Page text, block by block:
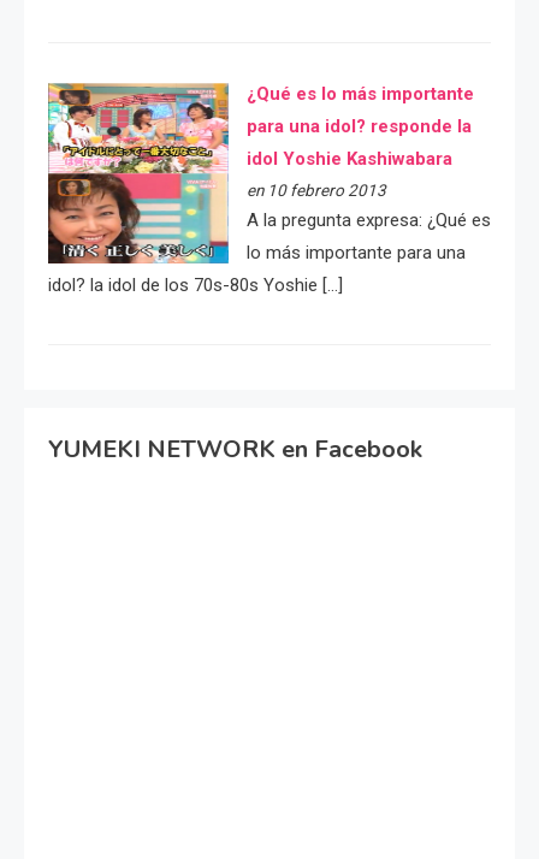
¿Qué es lo más importante
para una idol? responde la
idol Yoshie Kashiwabara
en 10 febrero 2013
A la pregunta expresa: ¿Qué es
lo más importante para una
idol? la idol de los 70s-80s Yoshie […]
YUMEKI NETWORK en Facebook